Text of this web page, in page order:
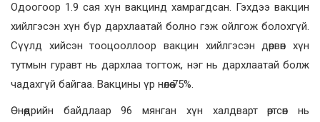
Одоогоор 1.9 сая хүн вакцинд хамрагдсан. Гэхдээ вакцин
хийлгэсэн хүн бүр дархлаатай болно гэж ойлгож болохгүй.
Сүүлд хийсэн тооцооллоор вакцин хийлгэсэн дөрвөн хүн
тутмын гуравт нь дархлаа тогтож, нэг нь дархлаатай болж
чадахгүй байгаа. Вакцины үр нөлөө 75%.
Өнөөдрийн байдлаар 96 мянган хүн халдварт өртсөн нь